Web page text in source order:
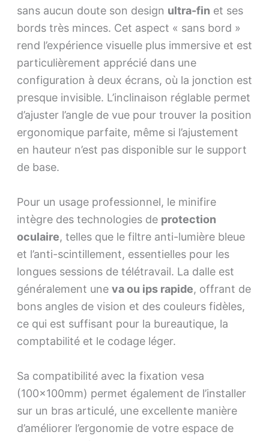
sans aucun doute son design ultra-fin et ses
bords très minces. Cet aspect « sans bord »
rend l’expérience visuelle plus immersive et est
particulièrement apprécié dans une
configuration à deux écrans, où la jonction est
presque invisible. L’inclinaison réglable permet
d’ajuster l’angle de vue pour trouver la position
ergonomique parfaite, même si l’ajustement
en hauteur n’est pas disponible sur le support
de base.
Pour un usage professionnel, le minifire
intègre des technologies de protection
oculaire, telles que le filtre anti-lumière bleue
et l’anti-scintillement, essentielles pour les
longues sessions de télétravail. La dalle est
généralement une va ou ips rapide, offrant de
bons angles de vision et des couleurs fidèles,
ce qui est suffisant pour la bureautique, la
comptabilité et le codage léger.
Sa compatibilité avec la fixation vesa
(100x100mm) permet également de l’installer
sur un bras articulé, une excellente manière
d’améliorer l’ergonomie de votre espace de